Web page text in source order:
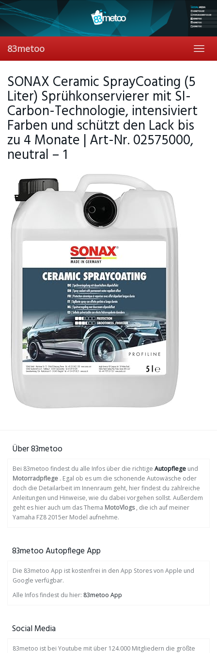
Skip
to
content
83metoo
SONAX Ceramic SprayCoating (5
Liter) Sprühkonservierer mit SI-
Carbon-Technologie, intensiviert
Farben und schützt den Lack bis
zu 4 Monate | Art-Nr. 02575000,
neutral – 1
Über 83metoo
Bei 83metoo findest du alle Infos über die richtige Autopflege und
Motorradpflege . Egal ob es um die schonende Autowäsche oder
doch die Detailarbeit im Innenraum geht, hier findest du zahlreiche
Anleitungen und Hinweise, wie du dabei vorgehen sollst. Außerdem
geht es hier auch um das Thema MotoVlogs, die ich auf meiner
Yamaha FZ8 2015er Model aufnehme.
83metoo Autopflege App
Die 83metoo App ist kostenfrei in den App Stores von Apple und
Google verfügbar.
Alle Infos findest du hier: 83metoo App
Social Media
83metoo ist bei Youtube mit über 124.000 Mitgliedern die größte